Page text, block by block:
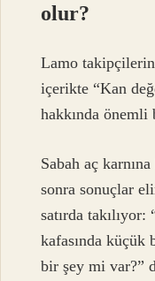
olur?
Lamo
içerikte “Kan
hakkında önemli
Sabah aç
sonra sonuçlar
satırda
kafasında küçük
bir şey mi var?”